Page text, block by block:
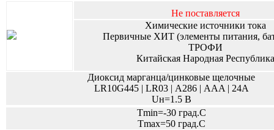
Не поставляется
Химические источники тока
Первичные ХИТ (элементы питания,
ТРОФИ
Китайская Народная Республика
Диоксид марганца/цинковые щелочные
LR10G445 | LR03 | А286 | AAA | 24A
Uн=1.5 В
Tmin=-30 град.С
Tmax=50 град.С